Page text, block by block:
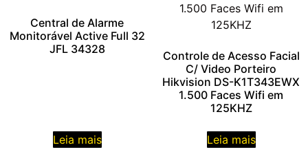
Central de Alarme
Monitorável Active Full 32
JFL 34328
Leia mais
Controle de Acesso Facial
C/ Video Porteiro
Hikvision DS-K1T343EWX
1.500 Faces Wifi em
125KHZ
Leia mais